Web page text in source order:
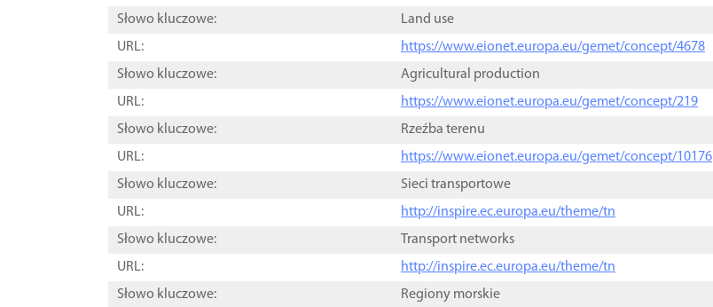
Słowo kluczowe:
Land use
URL:
https://www.eionet.europa.eu/gemet/concept/4678
Słowo kluczowe:
Agricultural production
URL:
https://www.eionet.europa.eu/gemet/concept/219
Słowo kluczowe:
Rzeźba terenu
URL:
https://www.eionet.europa.eu/gemet/concept/10176
Słowo kluczowe:
Sieci transportowe
URL:
http://inspire.ec.europa.eu/theme/tn
Słowo kluczowe:
Transport networks
URL:
http://inspire.ec.europa.eu/theme/tn
Słowo kluczowe:
Regiony morskie